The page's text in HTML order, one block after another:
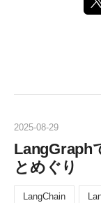
2025-08-29
LangGraph
とめぐり
LangChain